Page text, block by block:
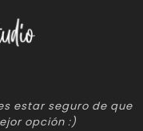
estar seguro de que
opción :)